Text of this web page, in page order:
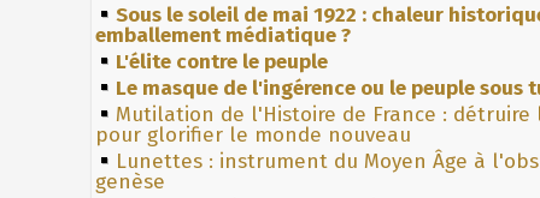
Sous le soleil de mai 1922 : chaleur
emballement médiatique ?
L'élite contre le peuple
Le masque de l'ingérence ou le peuple sous
Mutilation de l'Histoire de France : détruire
pour glorifier le monde nouveau
Lunettes : instrument du Moyen Âge à
genèse